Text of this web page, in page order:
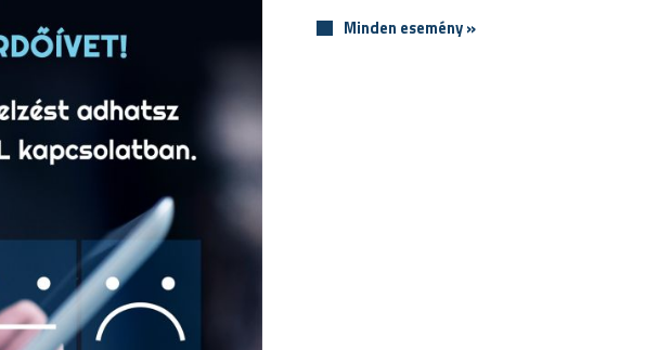
Minden esemény »